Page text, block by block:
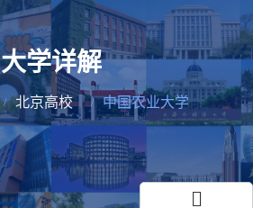
大学详解
北京高校 中国农业大学